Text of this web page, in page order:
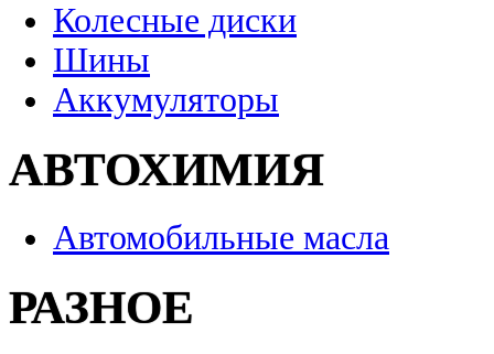
Колесные диски
Шины
Аккумуляторы
АВТОХИМИЯ
Автомобильные масла
РАЗНОЕ